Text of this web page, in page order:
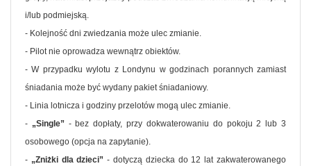
i/lub podmiejską.
- Kolejność dni zwiedzania może ulec zmianie.
- Pilot nie oprowadza wewnątrz obiektów.
- W przypadku wylotu z Londynu w godzinach porannych zamiast
śniadania może być wydany pakiet śniadaniowy.
- Linia lotnicza i godziny przelotów mogą ulec zmianie.
- „Single” - bez dopłaty, przy dokwaterowaniu do pokoju 2 lub 3
osobowego (opcja na zapytanie).
- „Zniżki dla dzieci” - dotyczą dziecka do 12 lat zakwaterowanego